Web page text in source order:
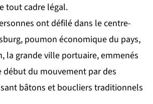
tout cadre légal.
ont défilé dans le centre-
poumon économique du pays,
la grande ville portuaire, emmenés
début du mouvement par des
bâtons et boucliers traditionnels